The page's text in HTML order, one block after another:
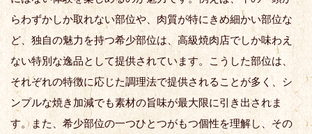
らわずかしか取れない部位や、肉質が特にきめ細かい部位な
ど、独自の魅力を持つ希少部位は、高級焼肉店でしか味わえ
ない特別な逸品として提供されています。こうした部位は、
それぞれの特徴に応じた調理法で提供されることが多く、シ
ンプルな焼き加減でも素材の旨味が最大限に引き出されま
す。また、希少部位の一つひとつがもつ個性を理解し、その